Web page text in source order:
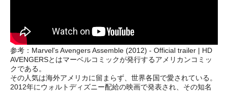
参考：Marvel's Avengers Assemble (2012) - Official trailer | HD
AVENGERSとはマーベルコミックが発行するアメリカンコミッ
クである。
その人気は海外アメリカに留まらず、世界各国で愛されている。
2012年にウォルトディズニー配給の映画で発表され、その知名